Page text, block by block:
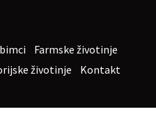
Farmske životinje
životinje Kontakt